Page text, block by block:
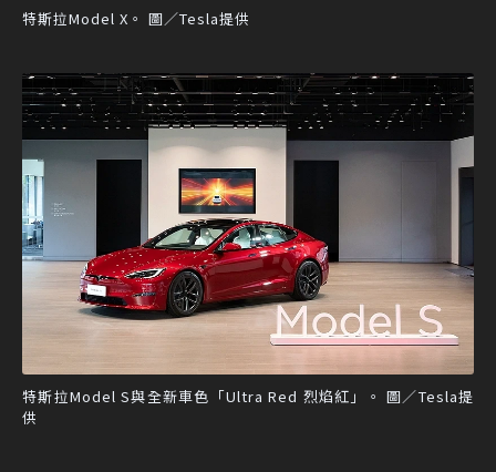
特斯拉Model X。 圖／Tesla提供
特斯拉Model S與全新車色「Ultra Red 烈焰紅」。 圖／Tesla提
供